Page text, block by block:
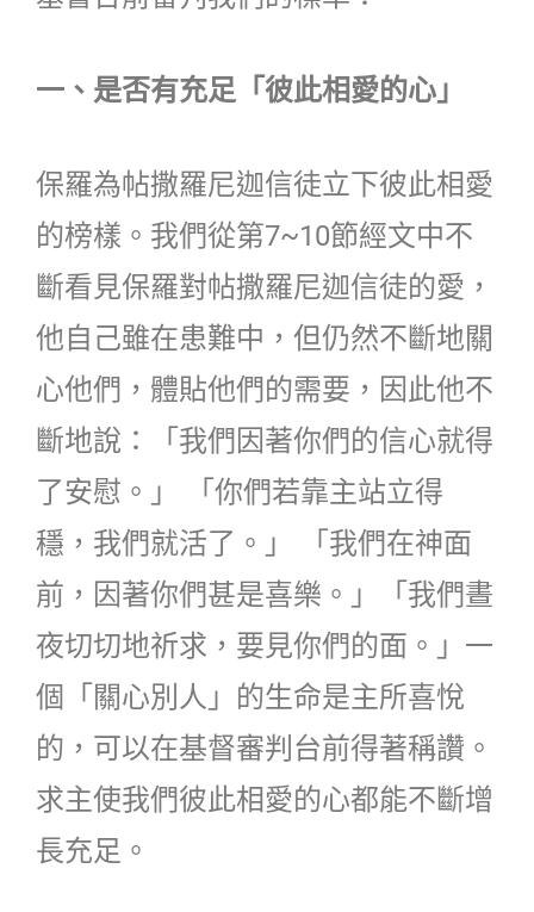
一、是否有充足「彼此相愛的心」
保羅為帖撒羅尼迦信徒立下彼此相愛
的榜樣。我們從第7~10節經文中不
斷看見保羅對帖撒羅尼迦信徒的愛，
他自己雖在患難中，但仍然不斷地關
心他們，體貼他們的需要，因此他不
斷地說：「我們因著你們的信心就得
了安慰。」 「你們若靠主站立得
穩，我們就活了。」 「我們在神面
前，因著你們甚是喜樂。」「我們晝
夜切切地祈求，要見你們的面。」一
個「關心別人」的生命是主所喜悅
的，可以在基督審判台前得著稱讚。
求主使我們彼此相愛的心都能不斷增
長充足。